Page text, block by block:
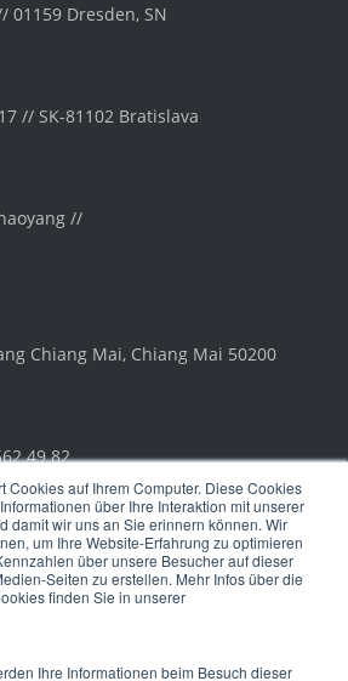
Cookies auf Ihrem Computer. Diese Cookies
über Ihre Interaktion mit unserer
damit wir uns an Sie erinnern können. Wir
um Ihre Website-Erfahrung zu optimieren
über unsere Besucher auf dieser
Seiten zu erstellen. Mehr Infos über die
finden Sie in unserer
Ihre Informationen beim Besuch dieser
01159 Dresden, SN
// SK-81102 Bratislava
//
Chiang Mai, Chiang Mai 50200
49 82